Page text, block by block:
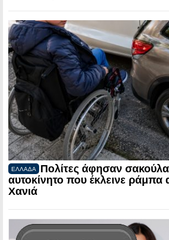
ΕΛΛΑΔΑ
Πολίτες άφησαν
αυτοκίνητο που έκλεινε
Χανιά